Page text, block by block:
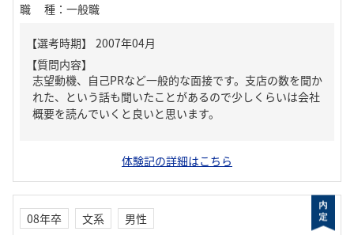
職種 ： 一般職
【質問内容】
志望動機、自己PRなど一般的な面接です。支店の数を聞か
れた、という話も聞いたことがあるので少しくらいは会社
概要を読んでいくと良いと思います。
体験記の詳細はこちら
08年卒 文系
男性